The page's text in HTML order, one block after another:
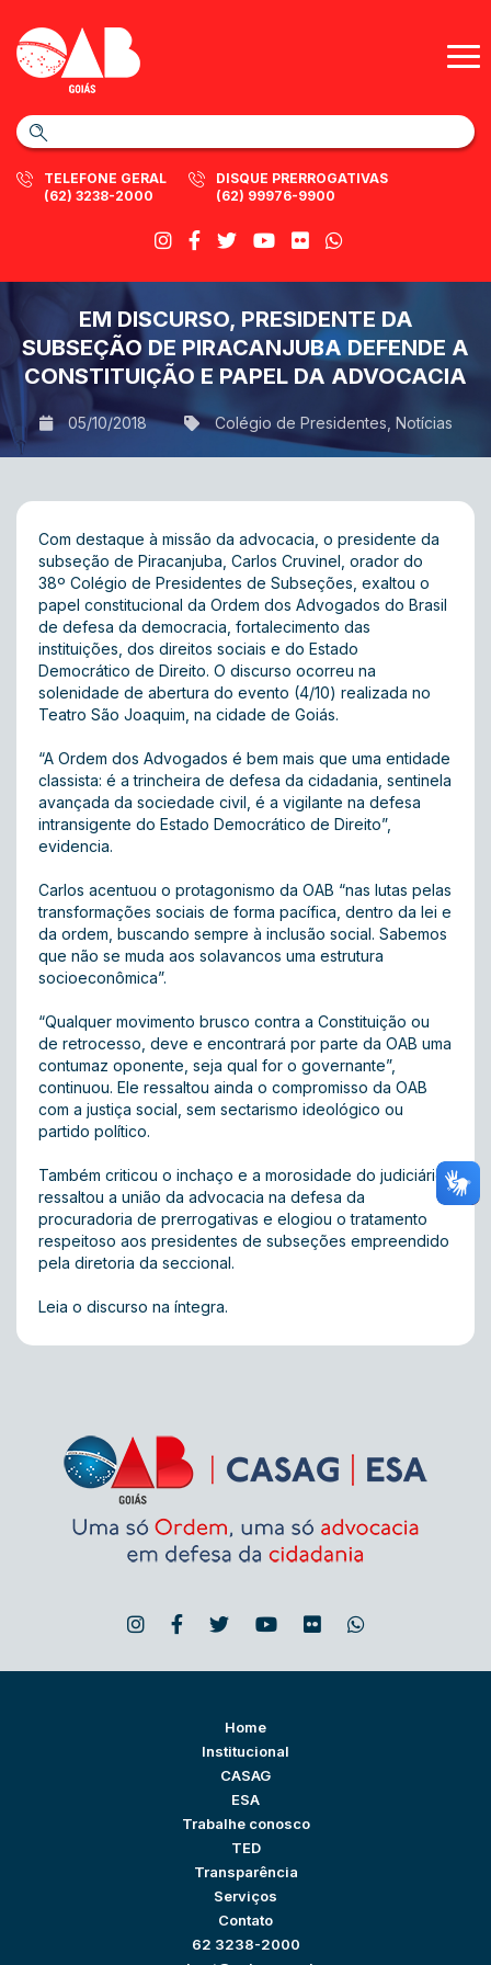
TELEFONE GERAL
(62) 3238-2000
DISQUE PRERROGATIVAS
(62) 99976-9900
EM DISCURSO, PRESIDENTE DA
SUBSEÇÃO DE PIRACANJUBA DEFENDE A
CONSTITUIÇÃO E PAPEL DA ADVOCACIA
05/10/2018 Colégio de Presidentes Notícias
Com destaque à missão da advocacia, o presidente da
subseção de Piracanjuba, Carlos Cruvinel, orador do
38º Colégio de Presidentes de Subseções, exaltou o
papel constitucional da Ordem dos Advogados do Brasil
de defesa da democracia, fortalecimento das
instituições, dos direitos sociais e do Estado
Democrático de Direito. O discurso ocorreu na
solenidade de abertura do evento (4/10) realizada no
Teatro São Joaquim, na cidade de Goiás.
“A Ordem dos Advogados é bem mais que uma entidade
classista: é a trincheira de defesa da cidadania, sentinela
avançada da sociedade civil, é a vigilante na defesa
intransigente do Estado Democrático de Direito”,
evidencia.
Carlos acentuou o protagonismo da OAB “nas lutas pelas
transformações sociais de forma pacífica, dentro da lei e
da ordem, buscando sempre à inclusão social. Sabemos
que não se muda aos solavancos uma estrutura
socioeconômica”.
“Qualquer movimento brusco contra a Constituição ou
de retrocesso, deve e encontrará por parte da OAB uma
contumaz oponente, seja qual for o governante”,
continuou. Ele ressaltou ainda o compromisso da OAB
com a justiça social, sem sectarismo ideológico ou
partido político.
Também criticou o inchaço e a morosidade do judiciário,
ressaltou a união da advocacia na defesa da
procuradoria de prerrogativas e elogiou o tratamento
respeitoso aos presidentes de subseções empreendido
pela diretoria da seccional.
Leia o discurso na íntegra.
Home
Institucional
CASAG
ESA
Trabalhe conosco
TED
Transparência
Serviços
Contato
62 3238-2000